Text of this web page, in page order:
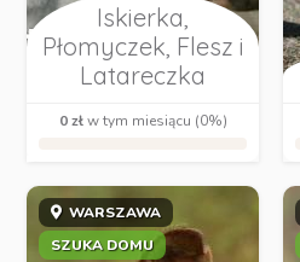
Iskierka,
Płomyczek, Flesz i
Latareczka
0 złw tym miesiącu (0%)
WARSZAWA
SZUKA DOMU